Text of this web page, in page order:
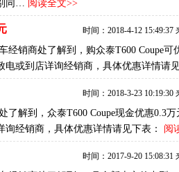
同… 阅读全文>>
时间：2018-4-12 15:49:37
销商处了解到，购众泰T600 Coupe可
或到店详询经销商，具体优惠详情请见
时间：2018-3-23 10:19:30
解到，众泰T600 Coupe现金优惠0.3
经销商，具体优惠详情请见下表：
阅
时间：2017-9-20 15:08:31